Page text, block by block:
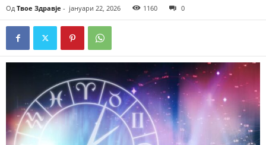
Од Твое Здравје - јануари 22, 2026 1160 0